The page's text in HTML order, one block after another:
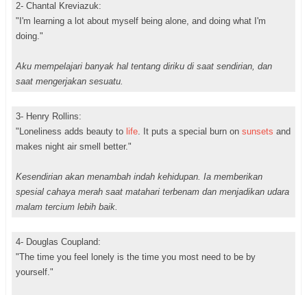
2- Chantal Kreviazuk:
"I'm learning a lot about myself being alone, and doing what I'm
doing."
Aku mempelajari banyak hal tentang diriku di saat sendirian, dan
saat mengerjakan sesuatu.
3- Henry Rollins:
"Loneliness adds beauty to life. It puts a special burn on sunsets and
makes night air smell better."
Kesendirian akan menambah indah kehidupan. Ia memberikan
spesial cahaya merah saat matahari terbenam dan menjadikan udara
malam tercium lebih baik.
4- Douglas Coupland:
"The time you feel lonely is the time you most need to be by
yourself."